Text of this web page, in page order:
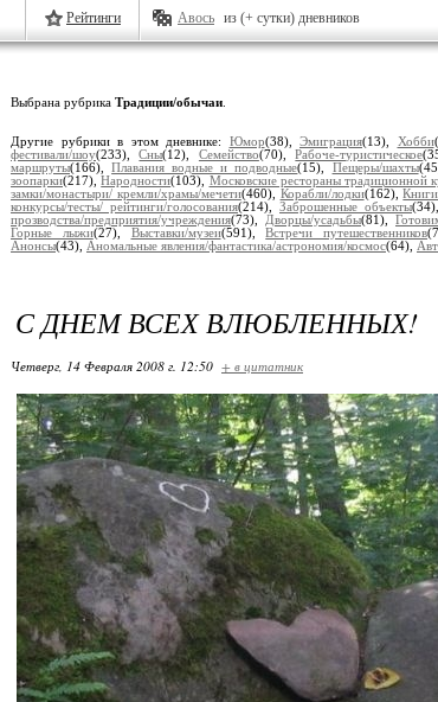
Рейтинги Авось из (+ сутки) дневников
Выбрана рубрика Традиции/обычаи
Другие рубрики в этом дневнике: Юмор(38), Эмиграция(13), Хобби
фестивали/шоу(233),Сны(12), Семейство(70),Рабоче-туристическое
маршруты(166),Плавания водные и подводные(15), Пещеры/шахты
зоопарки(217),Народности(103), Московские рестораны традиционной
замки/монастыри/ кремли/храмы/мечети(460), Корабли/лодки(162),
конкурсы/тесты/ рейтинги/голосования(214), Заброшенные объекты
прозводства/предприятия/учреждения(73), Дворцы/усадьбы(81),
Горные лыжи(27), Выставки/музеи(591),Встречи путешественников
Анонсы(43), Аномальные явления/фантастика/астрономия/космос(64),
С ДНЕМ ВСЕХ ВЛЮБЛЕННЫХ!
Четверг, 14 Февраля 2008 г. 12:50 + в цитатник